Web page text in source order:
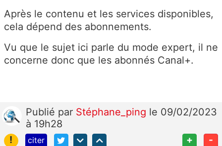
Après le contenu et les services disponibles,
cela dépend des abonnements.
Vu que le sujet ici parle du mode expert, il ne
concerne donc que les abonnés Canal+.
Publié par Stéphane_ping le 09/02/2023
à 19h28
!
citer + -